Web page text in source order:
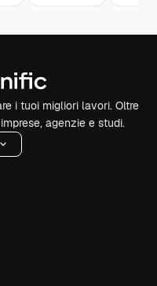
i tuoi migliori lavori. Oltre
agenzie e studi.